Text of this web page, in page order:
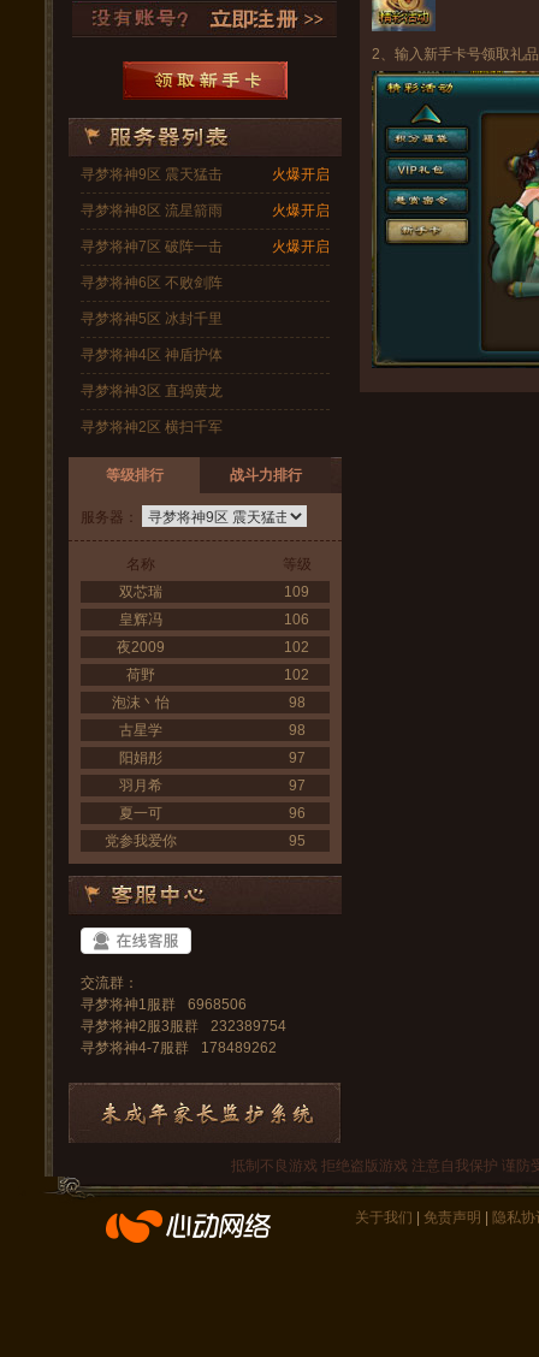
火爆开启
寻梦将神9区 震天猛击
火爆开启
寻梦将神8区 流星箭雨
火爆开启
寻梦将神7区 破阵一击
寻梦将神6区 不败剑阵
寻梦将神5区 冰封千里
寻梦将神4区 神盾护体
寻梦将神3区 直捣黄龙
寻梦将神2区 横扫千军
等级排行 战斗力排行
服务器：
名称
等级
双芯瑞
109
皇辉冯
106
夜2009
102
荷野
102
泡沫丶怡
98
古星学
98
阳娟彤
97
羽月希
97
夏一可
96
党参我爱你
95
交流群：
寻梦将神1服群
6968506
寻梦将神2服3服群
232389754
寻梦将神4-7服群
178489262
2、输入新手卡号领取礼品
抵制不良游戏 拒绝盗版游戏 注意自我保护 谨
关于我们 免责声明 隐私协